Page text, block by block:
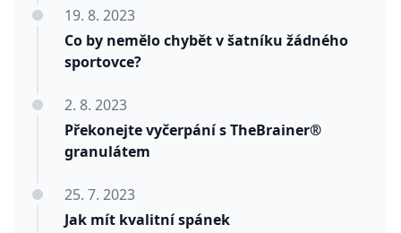
Co by nemělo chybět v šatníku žádného
sportovce?
19. 8. 2023
Překonejte vyčerpání s TheBrainer®
granulátem
2. 8. 2023
Jak mít kvalitní spánek
25. 7. 2023